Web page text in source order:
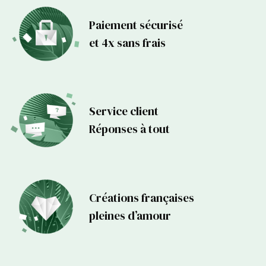
dans différents formats, tels que
permet de l'adapter à la taille de l'espace où vous souhaitez
l'exposer.
En résumé, cette
salle à manger, la chambre d'enfant et les espaces communs,
l'affiche ajoutera une touche personnelle et chaleureuse à votre
intérieur. Choisissez l'emplacement qui convient le mieux à votre
style et profitez de ce rappel constant de l'importance de votre
famille.
destinée ? Quand peut-on créer et offrir cette
affiche ?
Cette affiche famille à personnaliser
Paiement sécurisé
et 4x sans frais
Service client
Réponses à tout
Créations françaises
pleines d’amour